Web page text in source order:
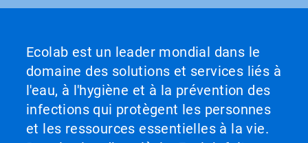
Ecolab est un leader mondial dans le
domaine des solutions et services liés à
l'eau, à l'hygiène et à la prévention des
infections qui protègent les personnes
et les ressources essentielles à la vie.